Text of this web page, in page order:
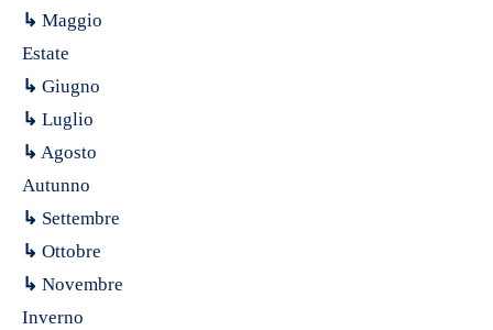
↳ Maggio
Estate
↳ Giugno
↳ Luglio
↳ Agosto
Autunno
↳ Settembre
↳ Ottobre
↳ Novembre
Inverno